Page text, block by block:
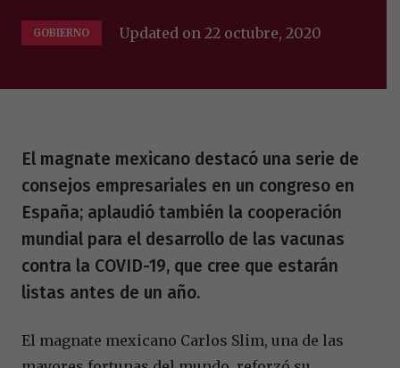
GOBIERNO Updated on22 octubre, 2020
El magnate mexicano destacó una serie de
consejos empresariales en un congreso en
España; aplaudió también la cooperación
mundial para el desarrollo de las vacunas
contra la COVID-19, que cree que estarán
listas antes de un año.
El magnate mexicano Carlos Slim, una de las